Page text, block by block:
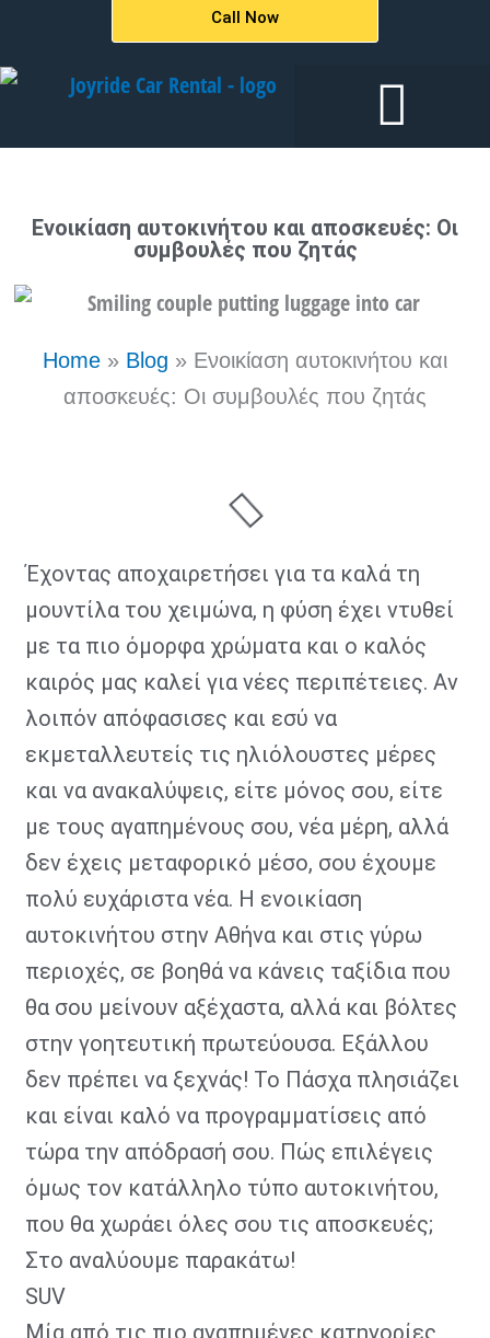
περιεχόμενο
Call Now
Ενοικίαση αυτοκινήτου και αποσκευές: Οι
συμβουλές που ζητάς
Home » Blog » Ενοικίαση αυτοκινήτου και
αποσκευές: Οι συμβουλές που ζητάς
Έχοντας αποχαιρετήσει για τα καλά τη
μουντίλα του χειμώνα, η φύση έχει ντυθεί
με τα πιο όμορφα χρώματα και ο καλός
καιρός μας καλεί για νέες περιπέτειες. Αν
λοιπόν απόφασισες και εσύ να
εκμεταλλευτείς τις ηλιόλουστες μέρες
και να ανακαλύψεις, είτε μόνος σου, είτε
με τους αγαπημένους σου, νέα μέρη, αλλά
δεν έχεις μεταφορικό μέσο, σου έχουμε
πολύ ευχάριστα νέα. Η ενοικίαση
αυτοκινήτου στην Αθήνα και στις γύρω
περιοχές, σε βοηθά να κάνεις ταξίδια που
θα σου μείνουν αξέχαστα, αλλά και βόλτες
στην γοητευτική πρωτεύουσα. Εξάλλου
δεν πρέπει να ξεχνάς! Το Πάσχα πλησιάζει
και είναι καλό να προγραμματίσεις από
τώρα την απόδρασή σου. Πώς επιλέγεις
όμως τον κατάλληλο τύπο αυτοκινήτου,
που θα χωράει όλες σου τις αποσκευές;
Στο αναλύουμε παρακάτω!
SUV
Μία από τις πιο αγαπημένες κατηγορίες